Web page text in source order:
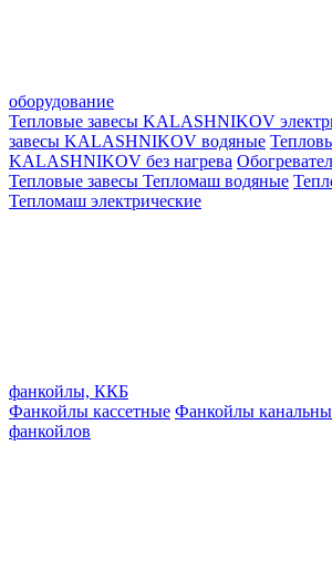
оборудование
Тепловые завесы KALASHNIKOV
завесы KALASHNIKOV водяные
KALASHNIKOV без нагрева
Тепловые завесы Тепломаш водяные
Тепломаш электрические
фанкойлы, ККБ
Фанкойлы кассетные Фанкойлы
фанкойлов